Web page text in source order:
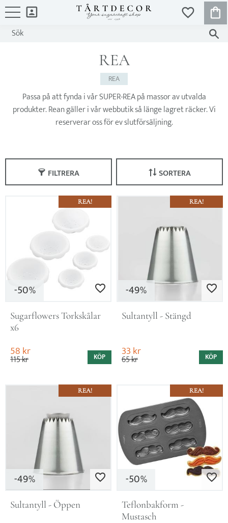
FAVORITER
REA
REA
Passa på att fynda i vår SUPER-REA på massor av utvalda
produkter. Rean gäller i vår webbutik så länge lagret räcker. Vi
reserverar oss för ev slutförsäljning.
FILTRERA SORTERA
Lägg till i favoriter
50%
Sugarflowers Torkskålar
x6
58kr
115kr
REA!
KÖP
Lägg till i
49%
Sultantyll - Stängd
33kr
65kr
REA!
KÖP
Lägg till i favoriter
49%
Sultantyll - Öppen
REA!
Lägg till i
50%
Teflonbakform -
Mustasch
REA!